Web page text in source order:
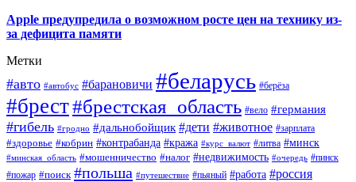
Apple предупредила о возможном росте цен на технику из-
за дефицита памяти
Метки
#авто #автобус #барановичи #беларусь #берёза
#брест#брестская_область #вело #германия
#гибель #гродно #дальнобойщик #дети #животное #зарплата
#здоровье #кобрин #контрабанда #кража #курс_валют #литва #минск
#минская_область #мошенничество #налог #недвижимость #очередь #пинск
#пожар #поиск #польша #путешествие #пьяный #работа #россия